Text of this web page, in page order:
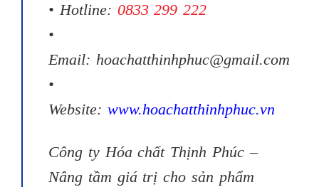
• Hotline: 0833 299 222
•
Email: hoachatthinhphuc@gmail.com
•
Website: www.hoachatthinhphuc.vn
Công ty Hóa chất Thịnh Phúc –
Nâng tầm giá trị cho sản phẩm